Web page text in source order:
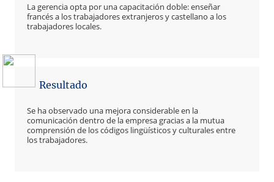
La gerencia opta por una capacitación doble: enseñar
francés a los trabajadores extranjeros y castellano a los
trabajadores locales.
Resultado
Se ha observado una mejora considerable en la
comunicación dentro de la empresa gracias a la mutua
comprensión de los códigos lingüísticos y culturales entre
los trabajadores.